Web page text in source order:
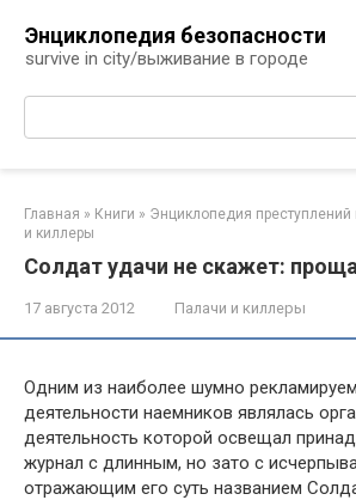
контенту
Энциклопедия безопасности
survive in city/выживание в городе
Поиск:
Главная » Книги » Энциклопедия преступлений
и киллеры
Солдат удачи не скажет:
17 августа 2012 Палачи и киллеры
Одним из наиболее шумно
деятельности наемников являлась
деятельность которой освещал
журнал с длинным, но зато с
отражающим его суть названием